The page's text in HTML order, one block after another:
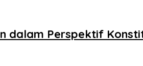
dalam Perspektif